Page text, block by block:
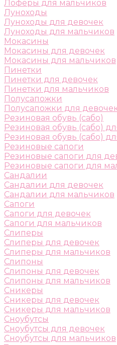
Лоферы для мальчиков
Луноходы
Луноходы для девочек
Луноходы для мальчиков
Мокасины
Мокасины для девочек
Мокасины для мальчиков
Пинетки
Пинетки для девочек
Пинетки для мальчиков
Полусапожки
Полусапожки для
Резиновая обувь (сабо)
Резиновая обувь (сабо)
Резиновая обувь (сабо)
Резиновые сапоги
Резиновые сапоги для
Резиновые сапоги для
Сандалии
Сандалии для девочек
Сандалии для мальчиков
Сапоги
Сапоги для девочек
Сапоги для мальчиков
Слиперы
Слиперы для девочек
Слиперы для мальчиков
Слипоны
Слипоны для девочек
Слипоны для мальчиков
Сникеры
Сникеры для девочек
Сникеры для мальчиков
Сноубутсы
Сноубутсы для девочек
Сноубутсы для мальчиков